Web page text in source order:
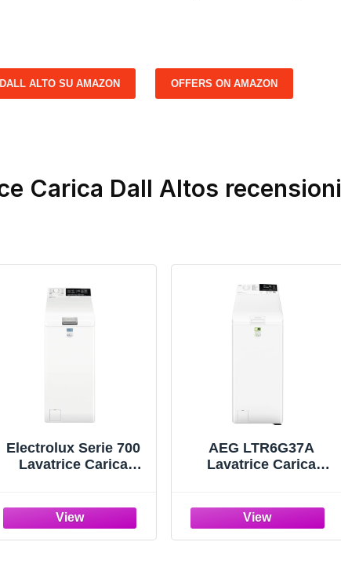
ALTO SU AMAZON OFFERS ON AMAZON
Carica Dall Altos recensioni
Electrolux Serie 700
Lavatrice Carica
EW7T337A
AEG LTR6G37A
Lavatrice Carica
Classe A